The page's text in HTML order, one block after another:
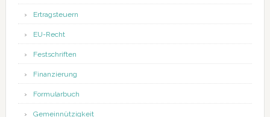
Ertragsteuern
EU-Recht
Festschriften
Finanzierung
Formularbuch
Gemeinnützigkeit